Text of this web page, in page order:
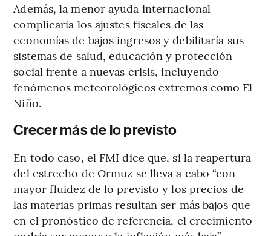
Además, la menor ayuda internacional
complicaría los ajustes fiscales de las
economías de bajos ingresos y debilitaría sus
sistemas de salud, educación y protección
social frente a nuevas crisis, incluyendo
fenómenos meteorológicos extremos como El
Niño.
Crecer más de lo previsto
En todo caso, el FMI dice que, si la reapertura
del estrecho de Ormuz se lleva a cabo “con
mayor fluidez de lo previsto y los precios de
las materias primas resultan ser más bajos que
en el pronóstico de referencia, el crecimiento